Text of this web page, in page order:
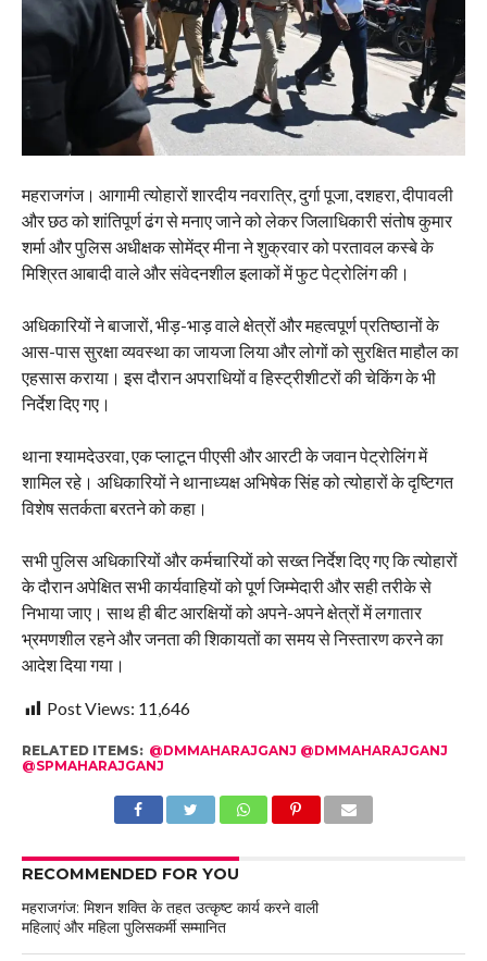
महराजगंज। आगामी त्योहारों शारदीय नवरात्रि, दुर्गा पूजा, दशहरा, दीपावली
और छठ को शांतिपूर्ण ढंग से मनाए जाने को लेकर जिलाधिकारी संतोष कुमार
शर्मा और पुलिस अधीक्षक सोमेंद्र मीना ने शुक्रवार को परतावल कस्बे के
मिश्रित आबादी वाले और संवेदनशील इलाकों में फुट पेट्रोलिंग की।
अधिकारियों ने बाजारों, भीड़-भाड़ वाले क्षेत्रों और महत्वपूर्ण प्रतिष्ठानों के
आस-पास सुरक्षा व्यवस्था का जायजा लिया और लोगों को सुरक्षित माहौल का
एहसास कराया। इस दौरान अपराधियों व हिस्ट्रीशीटरों की चेकिंग के भी
निर्देश दिए गए।
थाना श्यामदेउरवा, एक प्लाटून पीएसी और आरटी के जवान पेट्रोलिंग में
शामिल रहे। अधिकारियों ने थानाध्यक्ष अभिषेक सिंह को त्योहारों के दृष्टिगत
विशेष सतर्कता बरतने को कहा।
सभी पुलिस अधिकारियों और कर्मचारियों को सख्त निर्देश दिए गए कि त्योहारों
के दौरान अपेक्षित सभी कार्यवाहियों को पूर्ण जिम्मेदारी और सही तरीके से
निभाया जाए। साथ ही बीट आरक्षियों को अपने-अपने क्षेत्रों में लगातार
भ्रमणशील रहने और जनता की शिकायतों का समय से निस्तारण करने का
आदेश दिया गया।
Post Views: 11,646
RELATED ITEMS: @DMMAHARAJGANJ @DMMAHARAJGANJ
@SPMAHARAJGANJ
RECOMMENDED FOR YOU
महराजगंज: मिशन शक्ति के तहत उत्कृष्ट कार्य करने वाली
महिलाएं और महिला पुलिसकर्मी सम्मानित